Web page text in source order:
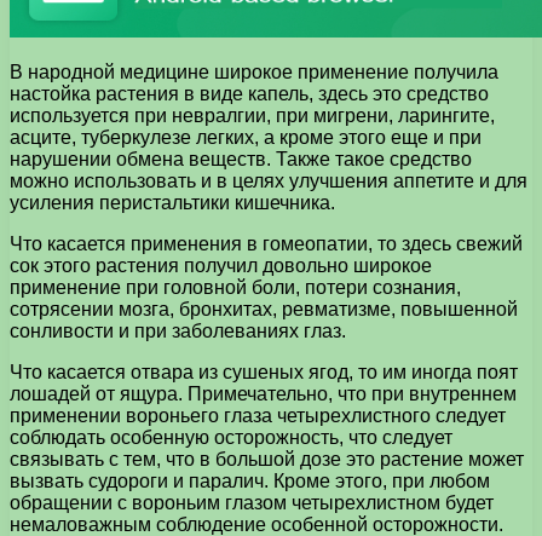
В народной медицине широкое применение получила
настойка растения в виде капель, здесь это средство
используется при невралгии, при мигрени, ларингите,
асците, туберкулезе легких, а кроме этого еще и при
нарушении обмена веществ. Также такое средство
можно использовать и в целях улучшения аппетите и для
усиления перистальтики кишечника.
Что касается применения в гомеопатии, то здесь свежий
сок этого растения получил довольно широкое
применение при головной боли, потери сознания,
сотрясении мозга, бронхитах, ревматизме, повышенной
сонливости и при заболеваниях глаз.
Что касается отвара из сушеных ягод, то им иногда поят
лошадей от ящура. Примечательно, что при внутреннем
применении вороньего глаза четырехлистного следует
соблюдать особенную осторожность, что следует
связывать с тем, что в большой дозе это растение может
вызвать судороги и паралич. Кроме этого, при любом
обращении с вороньим глазом четырехлистном будет
немаловажным соблюдение особенной осторожности.